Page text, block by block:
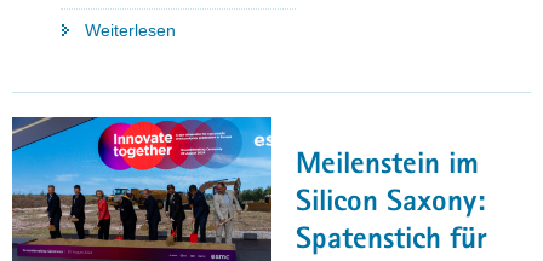
Weiterlesen
soll
in
Radeberg
entstehen"
Meilenstein im
Silicon Saxony:
Spatenstich für